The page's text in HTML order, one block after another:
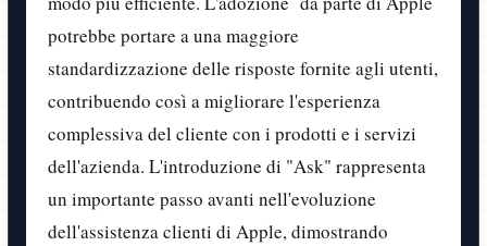
potrebbe portare a una maggiore
standardizzazione delle risposte fornite agli utenti,
contribuendo così a migliorare l'esperienza
complessiva del cliente con i prodotti e i servizi
dell'azienda. L'introduzione di "Ask" rappresenta
un importante passo avanti nell'evoluzione
dell'assistenza clienti di Apple, dimostrando